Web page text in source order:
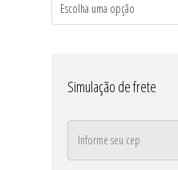
Escolha uma opção
Simulação de frete